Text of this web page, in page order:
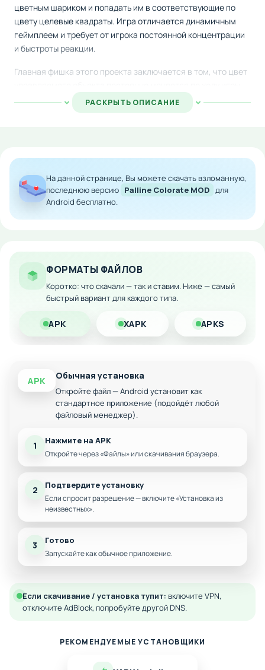
цветным шариком и попадать им в соответствующие по
цвету целевые квадраты. Игра отличается динамичным
геймплеем и требует от игрока постоянной концентрации
и быстроты реакции.
Главная фишка этого проекта заключается в том, что цвет
Вам нужно успевать перенаправлять движение шарика в
соответствии с его текущей окраской, адаптируясь к
Особенности мода:
Динамичный геймплей с быстрой сменой цветов
Интуитивное управление доступно даже
головоломок
Компактный размер и оптимизация под все
устройства
Android прямо сейчас и проверьте свои навыки
управления, рефлексы и способность принимать
РАСКРЫТЬ ОПИСАНИЕ
На данной странице, Вы можете скачать взломанную,
последнюю версию Palline Colorate MOD для
Android бесплатно.
ФОРМАТЫ ФАЙЛОВ
Коротко: что скачали — так и ставим. Ниже — самый
быстрый вариант для каждого типа.
APK XAPK APKS
APK Обычная установка
Откройте файл — Android установит как
стандартное приложение (подойдёт любой
файловый менеджер).
1 Нажмите на APK
Откройте через «Файлы» или скачивания браузера.
2 Подтвердите установку
Если спросит разрешение — включите «Установка из
неизвестных».
3 Готово
Запускайте как обычное приложение.
Если скачивание / установка тупит: включите VPN,
отключите AdBlock, попробуйте другой DNS.
РЕКОМЕНДУЕМЫЕ УСТАНОВЩИКИ